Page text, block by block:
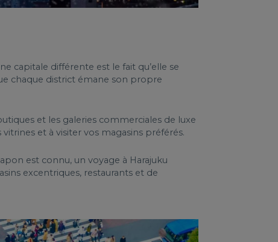
capitale différente est le fait qu’elle se
chaque district émane son propre
et les galeries commerciales de luxe
et à visiter vos magasins préférés.
est connu, un voyage à Harajuku
excentriques, restaurants et de